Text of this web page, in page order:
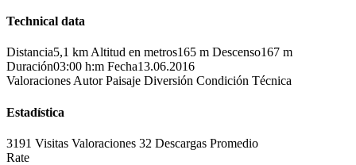
Technical data
Distancia5,1 km Altitud en metros165 m Descenso167 m
Duración03:00 h:m Fecha13.06.2016
Valoraciones Autor Paisaje Diversión Condición Técnica
Estadística
3191 Visitas Valoraciones 32 Descargas Promedio
Rate